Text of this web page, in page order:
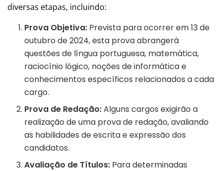
diversas etapas, incluindo:
Prova Objetiva: Prevista para ocorrer em 13 de
outubro de 2024, esta prova abrangerá
questões de língua portuguesa, matemática,
raciocínio lógico, noções de informática e
conhecimentos específicos relacionados a cada
cargo.
Prova de Redação:Alguns cargos exigirão a
realização de uma prova de redação, avaliando
as habilidades de escrita e expressão dos
candidatos.
Avaliação de Títulos: Para determinadas